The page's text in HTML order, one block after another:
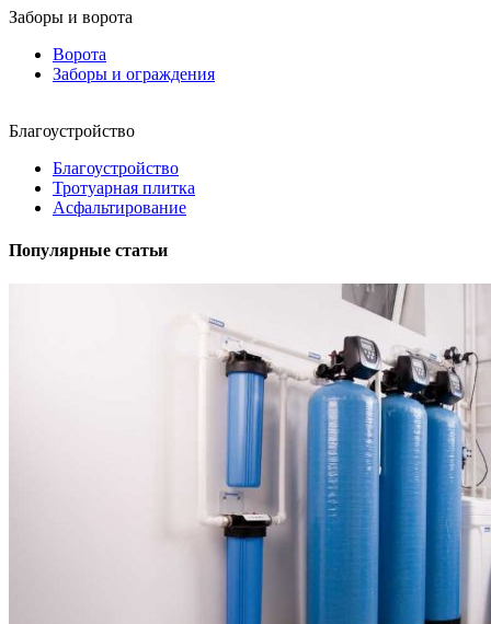
Заборы и ворота
Ворота
Заборы и ограждения
Благоустройство
Благоустройство
Тротуарная плитка
Асфальтирование
Популярные статьи